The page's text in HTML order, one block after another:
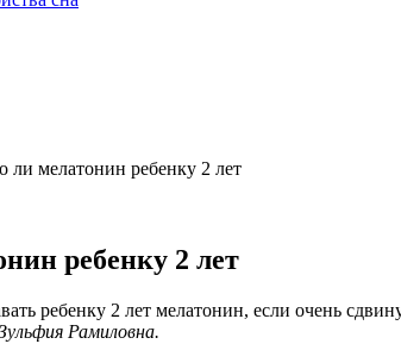
мелатонин ребенку 2 лет
ребенку 2 лет
ребенку 2 лет мелатонин, если очень
Рамиловна.